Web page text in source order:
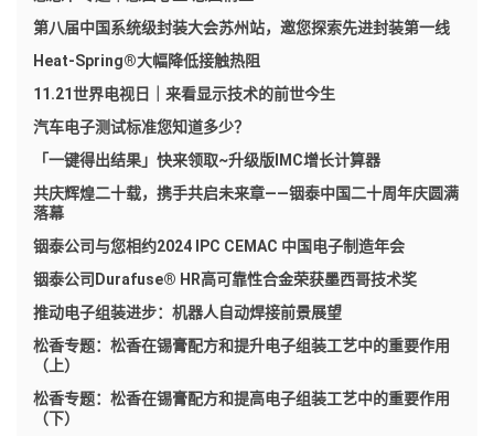
第八届中国系统级封装大会苏州站，邀您探索先进封装第一线
Heat-Spring®大幅降低接触热阻
11.21世界电视日｜来看显示技术的前世今生
汽车电子测试标准您知道多少？
「一键得出结果」快来领取~升级版IMC增长计算器
共庆辉煌二十载，携手共启未来章——铟泰中国二十周年庆圆满
落幕
铟泰公司与您相约2024 IPC CEMAC 中国电子制造年会
铟泰公司Durafuse® HR高可靠性合金荣获墨西哥技术奖
推动电子组装进步：机器人自动焊接前景展望
松香专题：松香在锡膏配方和提升电子组装工艺中的重要作用
（上）
松香专题：松香在锡膏配方和提高电子组装工艺中的重要作用
（下）